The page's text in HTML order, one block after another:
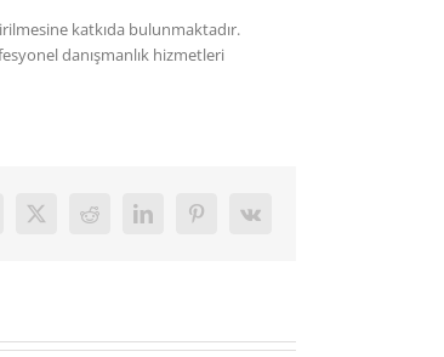
katkıda bulunmaktadır.
danışmanlık hizmetleri
X Reddit LinkedInPinterest
Vk